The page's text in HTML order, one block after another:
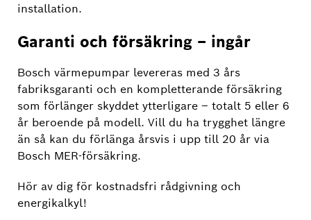
installation.
Garanti och försäkring – ingår
Bosch värmepumpar levereras med 3 års
fabriksgaranti och en kompletterande försäkring
som förlänger skyddet ytterligare – totalt 5 eller 6
år beroende på modell. Vill du ha trygghet längre
än så kan du förlänga årsvis i upp till 20 år via
Bosch MER-försäkring.
Hör av dig för kostnadsfri rådgivning och
energikalkyl!